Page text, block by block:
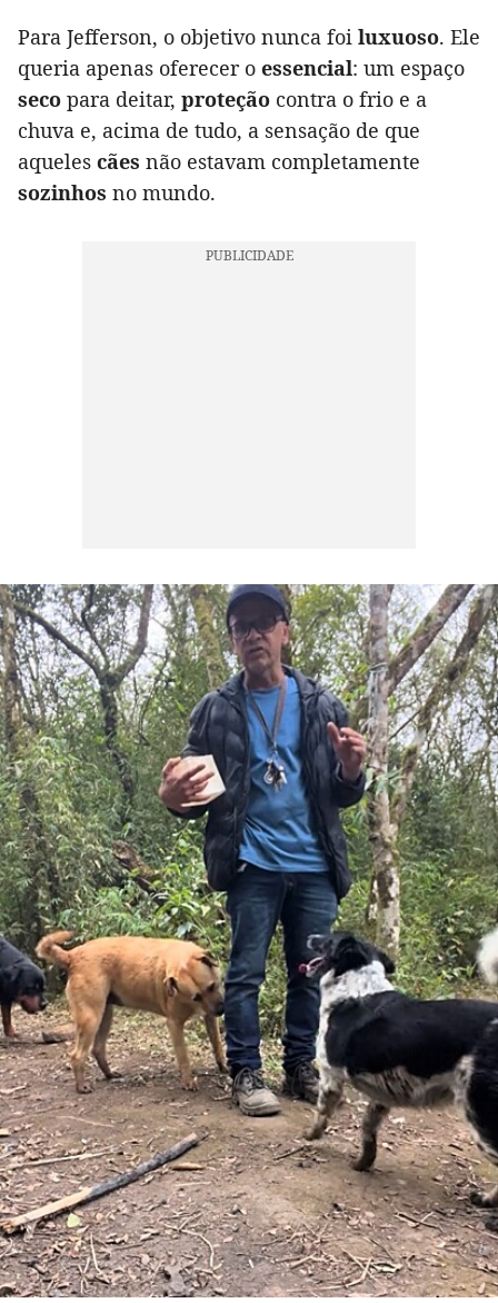
Para Jefferson, o objetivo nunca foi luxuoso. Ele
queria apenas oferecer o essencial: um espaço
seco para deitar, proteção contra o frio e a
chuva e, acima de tudo, a sensação de que
aqueles cães não estavam completamente
sozinhos no mundo.